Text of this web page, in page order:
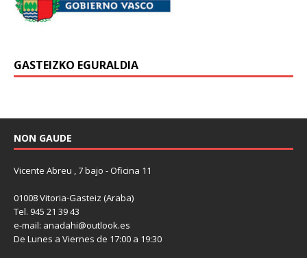
GASTEIZKO EGURALDIA
NON GAUDE
Vicente Abreu , 7 bajo - Oficina 11
01008 Vitoria-Gasteiz (Araba)
Tel. 945 21 39 43
e-mail: anadahi@outlook.es
De Lunes a Viernes de 17:00 a 19:30